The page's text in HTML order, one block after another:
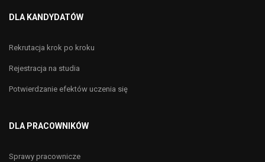
DLA KANDYDATÓW
Rekrutacja krok po kroku
Rejestracja na studia
Potwierdzanie efektów uczenia się
DLA PRACOWNIKÓW
Sprawy pracownicze